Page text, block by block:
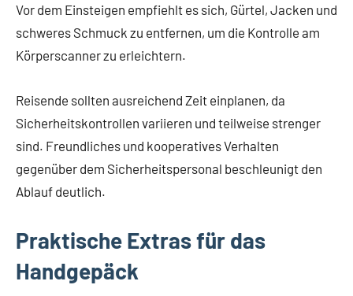
Vor dem Einsteigen empfiehlt es sich, Gürtel, Jacken und
schweres Schmuck zu entfernen, um die Kontrolle am
Körperscanner zu erleichtern.
Reisende sollten ausreichend Zeit einplanen, da
Sicherheitskontrollen variieren und teilweise strenger
sind. Freundliches und kooperatives Verhalten
gegenüber dem Sicherheitspersonal beschleunigt den
Ablauf deutlich.
Praktische Extras für das
Handgepäck